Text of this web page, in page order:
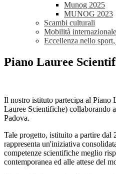
Munog 2025
MUNOG 2023
Scambi culturali
Mobilità
Eccellenza nello
Piano Lauree
Il nostro istituto partecipa al Piano
Lauree Scientifiche) collaborando
Padova.
Tale progetto, istituito a partire
rappresenta un'iniziativa
competenze scientifiche meglio
contemporanea ed alle attese del